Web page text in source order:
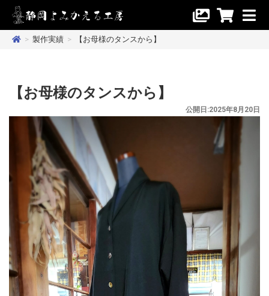
> 製作実績 > 【お母様のタンスから】
【お母様のタンスから】
公開日:2025年8月20日